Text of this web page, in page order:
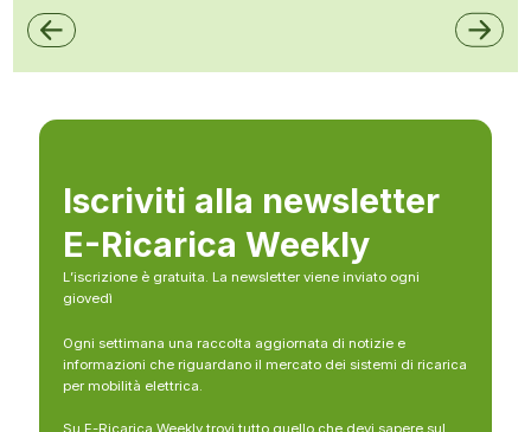
Iscriviti alla newsletter
E-Ricarica Weekly
L’iscrizione è gratuita. La newsletter viene inviato ogni
giovedì
Ogni settimana una raccolta aggiornata di notizie e
informazioni che riguardano il mercato dei sistemi di ricarica
per mobilità elettrica.
Su E-Ricarica Weekly trovi tutto quello che devi sapere sul